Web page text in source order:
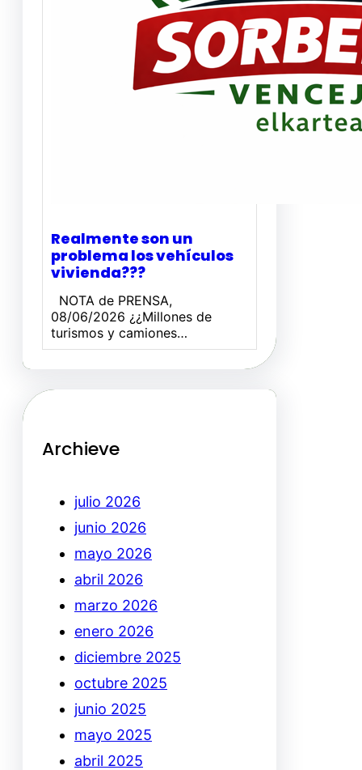
Realmente son un
problema los vehículos
vivienda???
NOTA de PRENSA,
08/06/2026 ¿¿Millones de
turismos y camiones…
Archieve
julio 2026
junio 2026
mayo 2026
abril 2026
marzo 2026
enero 2026
diciembre 2025
octubre 2025
junio 2025
mayo 2025
abril 2025